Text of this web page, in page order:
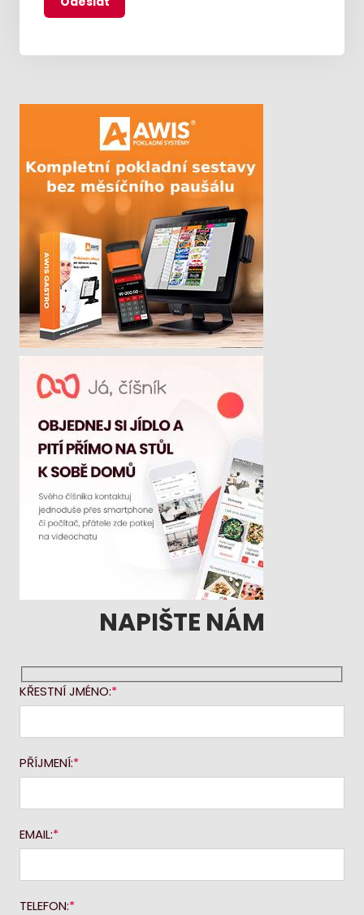
NAPIŠTE NÁM
KŘESTNÍ JMÉNO:
PŘÍJMENÍ:
EMAIL:
TELEFON: